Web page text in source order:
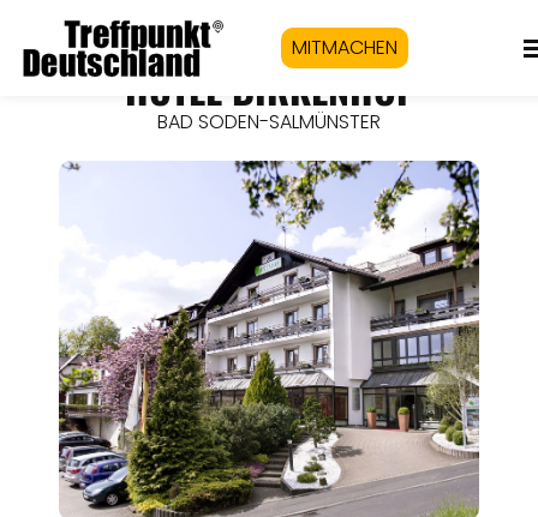
MITMACHEN
HOTEL BIRKENHOF
BAD SODEN-SALMÜNSTER